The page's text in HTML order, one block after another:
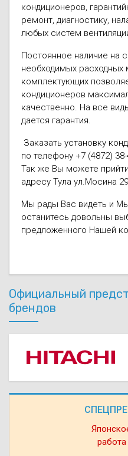
кондиционеров,
ремонт, диагностику,
любых систем
Постоянное наличие на
необходимых расходных
комплектующих
кондиционеров
качественно. На все
дается гарантия.
Заказать установку
по телефону +7 (4872)
Так же Вы можете
адресу Тула ул.Мосина
Мы рады Вас видеть и
останитесь довольны
предложенного Нашей
Официальный
брендов